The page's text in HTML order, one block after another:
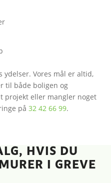
ydelser. Vores mål er altid,
til både boligen og
projekt eller mangler noget
på32 42 66 99.
HVIS DU
I GREVE